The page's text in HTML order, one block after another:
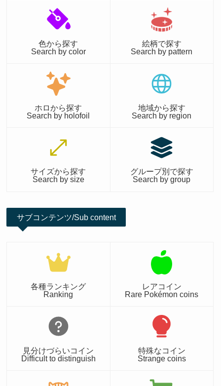
色から探す
Search by color
絵柄で探す
Search by pattern
ホロから探す
Search by holofoil
地域から探す
Search by region
サイズから探す
Search by size
グループ別で探す
Search by group
サブコンテンツ/Sub content
各種ランキング
Ranking
レアコイン
Rare Pokémon coins
見分けづらいコイン
Difficult to distinguish
特殊なコイン
Strange coins